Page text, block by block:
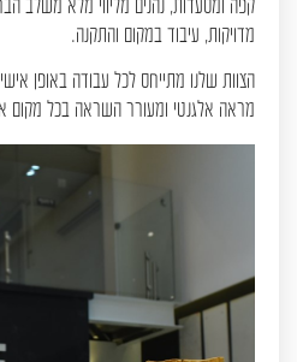
קפה ומסעדות, נהנים מליווי מלא משלב
מדויקות, עיבוד במקום והתקנה.
הצוות שלנו מתייחס לכל עבודה באופן
מראה אלגנטי ומעורר השראה בכל מקום